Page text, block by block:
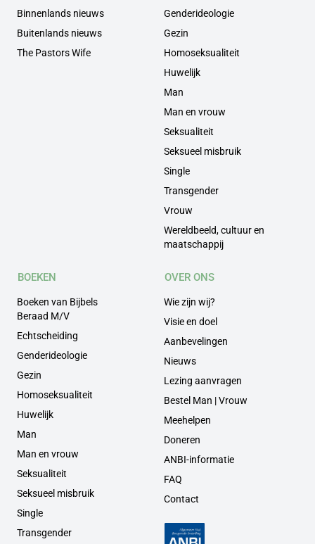
Binnenlands nieuws
Buitenlands nieuws
The Pastors Wife
Genderideologie
Gezin
Homoseksualiteit
Huwelijk
Man
Man en vrouw
Seksualiteit
Seksueel misbruik
Single
Transgender
Vrouw
Wereldbeeld, cultuur en
maatschappij
BOEKEN
Boeken van Bijbels
Beraad M/V
Echtscheiding
Genderideologie
Gezin
Homoseksualiteit
Huwelijk
Man
Man en vrouw
Seksualiteit
Seksueel misbruik
Single
Transgender
OVER ONS
Wie zijn wij?
Visie en doel
Aanbevelingen
Nieuws
Lezing aanvragen
Bestel Man | Vrouw
Meehelpen
Doneren
ANBI-informatie
FAQ
Contact